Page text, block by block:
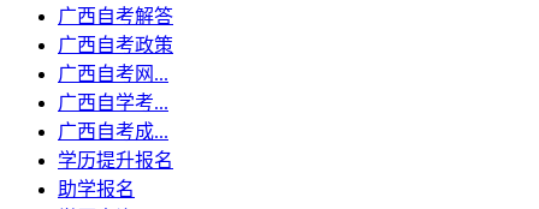
广西自考解答
广西自考政策
广西自考网...
广西自学考...
广西自考成...
学历提升报名
助学报名